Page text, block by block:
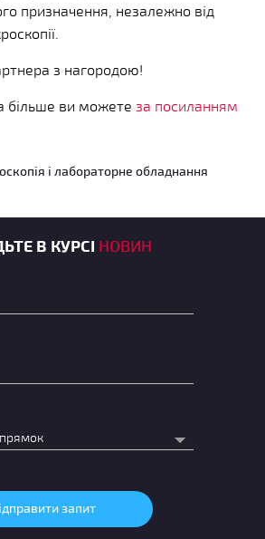
призначення, незалежно від
з нагородою!
більше ви можете за посиланням
і лабораторне обладнання
В КУРСІ НОВИН